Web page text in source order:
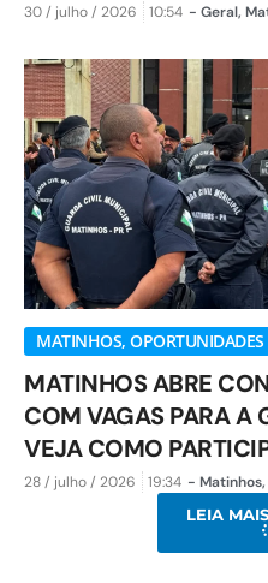
30 / julho / 2026 10:54 - Geral,
MATINHOS, OPORTUNIDADES
MATINHOS ABRE
COM VAGAS PARA A
VEJA COMO
28 / julho / 2026 19:34 - Matinhos,
LEIA